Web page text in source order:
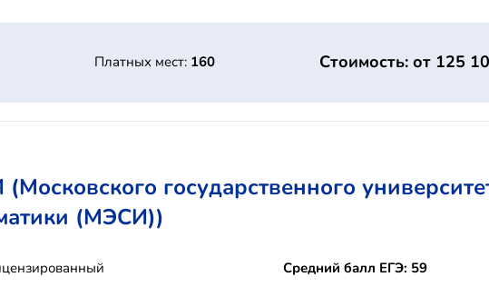
Платных мест: 160 Стоимость: от 125
государственного
(МЭСИ))
Средний балл ЕГЭ: 59